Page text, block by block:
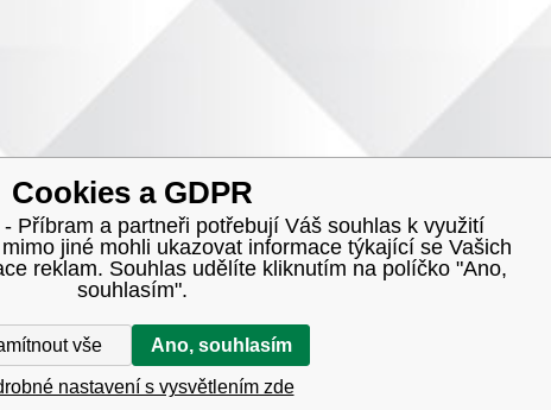
Cookies a GDPR
Příbram a partneři potřebují Váš souhlas k využití
jiné mohli ukazovat informace týkající se Vašich
reklam. Souhlas udělíte kliknutím na políčko "Ano,
souhlasím".
vše Ano, souhlasím
nastavení s vysvětlením zde